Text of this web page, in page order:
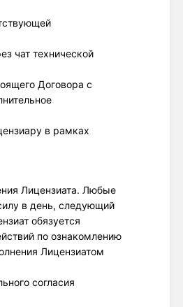
чат технической
Договора с
в рамках
Лицензиата. Любые
в день, следующий
обязуется
по ознакомлению
Лицензиатом
согласия